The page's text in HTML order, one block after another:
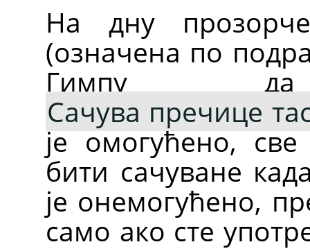
На дну
(означена по
Гимпу
Сачува пречице
је омогућено,
бити сачуване
је онемогућено,
само ако сте